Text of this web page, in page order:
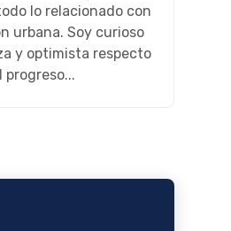
lo relacionado con
urbana. Soy curioso
y optimista respecto
progreso...